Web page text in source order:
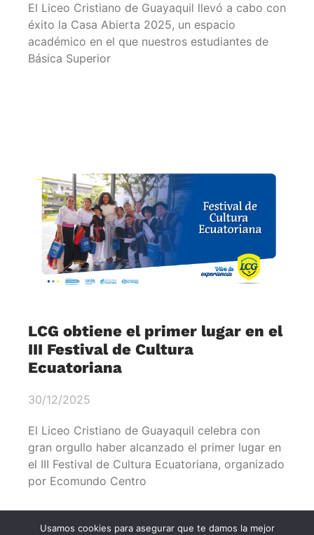
El Liceo Cristiano de Guayaquil llevó a cabo con
éxito la Casa Abierta 2025, un espacio
académico en el que nuestros estudiantes de
Básica Superior
LCG obtiene el primer lugar en el
III Festival de Cultura
Ecuatoriana
30/12/2025
El Liceo Cristiano de Guayaquil celebra con
gran orgullo haber alcanzado el primer lugar en
el III Festival de Cultura Ecuatoriana, organizado
por Ecomundo Centro
Usamos cookies para asegurar que te damos la mejor